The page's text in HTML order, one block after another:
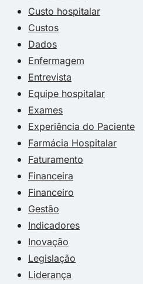
Custo hospitalar
Custos
Dados
Enfermagem
Entrevista
Equipe hospitalar
Exames
Experiência do Paciente
Farmácia Hospitalar
Faturamento
Financeira
Financeiro
Gestão
Indicadores
Inovação
Legislação
Liderança